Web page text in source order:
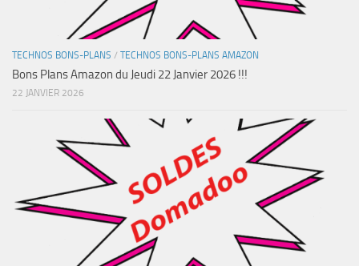
TECHNOS BONS-PLANS / TECHNOS BONS-PLANS AMAZON
Bons Plans Amazon du Jeudi 22 Janvier 2026 !!!
22 JANVIER 2026